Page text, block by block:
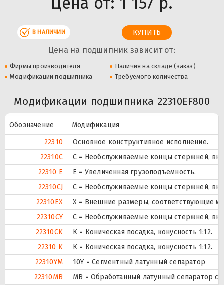
В НАЛИЧИИ
Цена на подшипник зависит от:
Фирмы производителя
Наличия на складе (заказ)
Модификации подшипника
Требуемого количества
Модификации подшипника 22310EF800
Обозначение
Модификация
22310
Основное конструктивное исполнение.
22310C
С = Необслуживаемые концы стержней,
22310 E
Е = Увеличенная грузоподъемность.
22310CJ
С = Необслуживаемые концы стержней,
22310EX
X = Внешние размеры, соответствующие
22310CY
С = Необслуживаемые концы стержней,
22310CK
К = Коническая посадка, конусность 1:12.
22310 K
К = Коническая посадка, конусность 1:12.
22310YM
10Y = Сегментный латунный сепаратор
22310MB
MB = Обработанный латунный сепаратор с